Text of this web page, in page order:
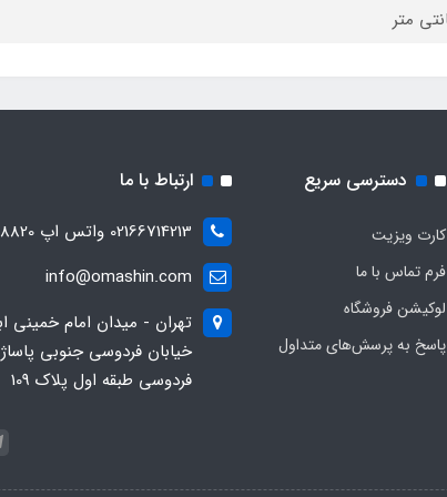
دسترسی سریع
کارت ویزیت
فرم تماس با ما
لوکیشن فروشگاه
پاسخ به پرسش‌های متداول
ارتباط با ما
02166714213 واتس اپ 09028288820
info@omashin.com
تهران - میدان امام خمینی
خیابان فردوسی جنوبی پاساژ
فردوسی طبقه اول پلاک 109